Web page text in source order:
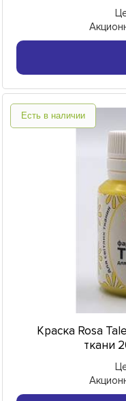
Есть в наличии
Краска Rosa
ткани